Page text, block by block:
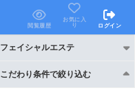
閲覧履歴
お気に入
り
ログイン
フェイシャルエステ
こだわり条件で絞り込む
こだわり条件で絞り込む